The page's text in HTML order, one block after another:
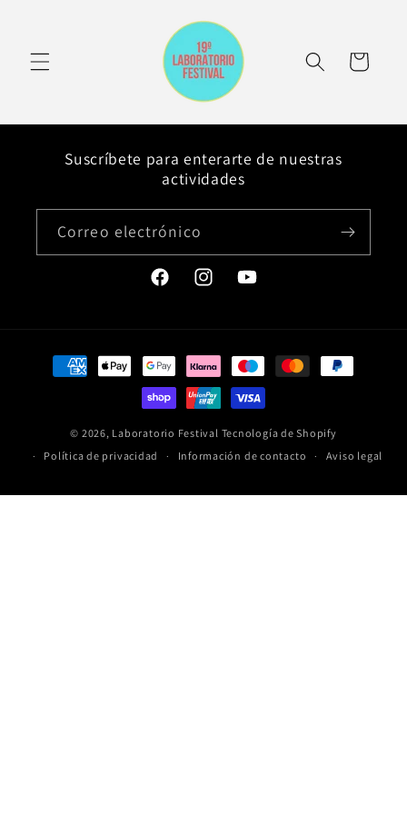
Carrito
Suscríbete para enterarte de nuestras
actividades
Correo electrónico
FacebookInstagramYouTube
Formas
© 2026, Laboratorio Festival Tecnología de Shopify
Política de privacidad
Información de contacto Aviso legal